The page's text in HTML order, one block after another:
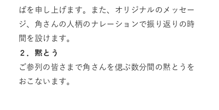
ばを申し上げます。また、オリジナルのメッセー
ジ、角さんの人柄のナレーションで振り返りの時
間を設けます。
２．黙とう
ご参列の皆さまで角さんを偲ぶ数分間の黙とうを
おこないます。